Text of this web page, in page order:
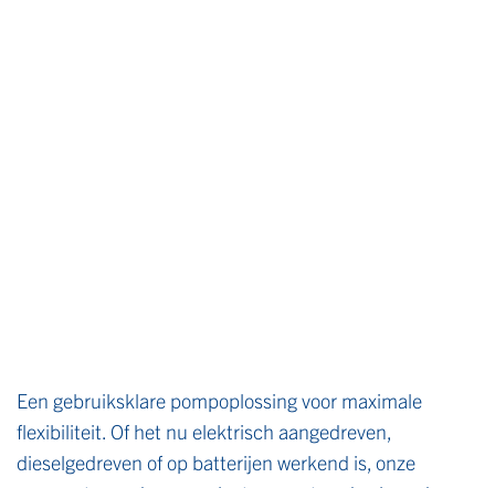
Een gebruiksklare pompoplossing voor maximale
flexibiliteit. Of het nu elektrisch aangedreven,
dieselgedreven of op batterijen werkend is, onze